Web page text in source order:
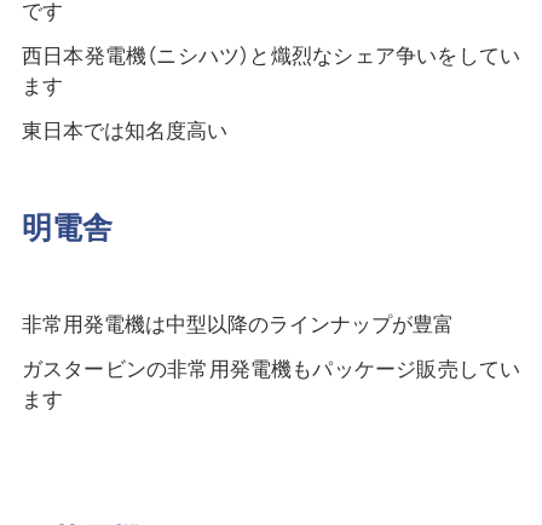
です
西日本発電機（ニシハツ）と熾烈なシェア争いをしてい
ます
東日本では知名度高い
明電舎
非常用発電機は中型以降のラインナップが豊富
ガスタービンの非常用発電機もパッケージ販売してい
ます